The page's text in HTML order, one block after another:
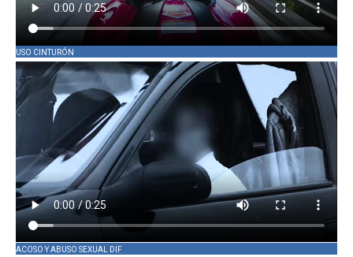
USO CINTURÓN
ACOSO Y ABUSO SEXUAL DIF